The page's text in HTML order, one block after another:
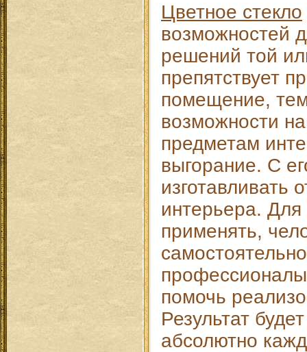
Цветное стекло
возможностей
решений той
препятствует
помещение,
возможности
предметам
выгорание. С
изготавливать
интерьера. Для
применять,
помочь
Результат
абсолютно